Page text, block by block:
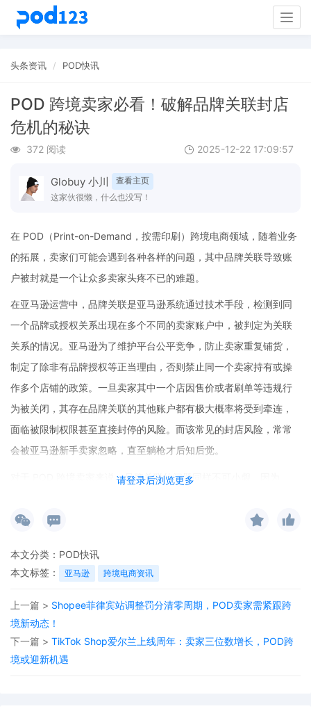
头条资讯 POD快讯
POD 跨境卖家必看！破解品牌关联封店
危机的秘诀
372 阅读 2025-12-22 17:09:57
Globuy 小川
查看主页
这家伙很懒，什么也没写！
请登录后浏览更多
在 POD（Print-on-Demand，按需印刷）跨境电商领域，随着业务
的拓展，卖家们可能会遇到各种各样的问题，其中品牌关联导致账
户被封就是一个让众多卖家头疼不已的难题。
在亚马逊运营中，品牌关联是亚马逊系统通过技术手段，检测到同
一个品牌或授权关系出现在多个不同的卖家账户中，被判定为关联
关系的情况。亚马逊为了维护平台公平竞争，防止卖家重复铺货，
制定了除非有品牌授权等正当理由，否则禁止同一个卖家持有或操
作多个店铺的政策。一旦卖家其中一个店因售价或者刷单等违规行
为被关闭，其存在品牌关联的其他账户都有极大概率将受到牵连，
面临被限制权限甚至直接封停的风险。而该常见的封店风险，常常
会被亚马逊新手卖家忽略，直至躺枪才后知后觉。
对于 POD 跨境卖家来说，品牌关联的问题同样不可小觑。因为
计元素、品牌标识等，这就增加了品牌关联的可能性。一旦出现品
的声誉造成损害。
权一个账号的原则，可最大限度降低关联风险。如果因为业务需
要，一定需要运营多个账户，建议卖家务必确保账户之间在注册信
息、网络环境以及收款方式等所有方面做到完全独立，方可最大限
本文分类： POD快讯
本文标签：
亚马逊 跨境电商资讯
上一篇 > Shopee菲律宾站调整罚分清零周期，POD卖家需紧跟跨
境新动态！
下一篇 > TikTok Shop爱尔兰上线周年：卖家三位数增长，POD跨
境或迎新机遇